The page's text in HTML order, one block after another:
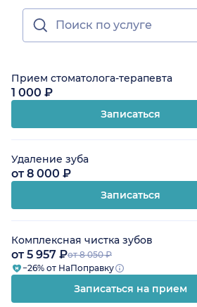
Прием стоматолога-терапевта
1 000 ₽
Записаться
Удаление зуба
от 8 000 ₽
Записаться
Комплексная чистка зубов
от 5 957 ₽от 8 050 ₽
−26% от НаПоправку
Записаться на прием